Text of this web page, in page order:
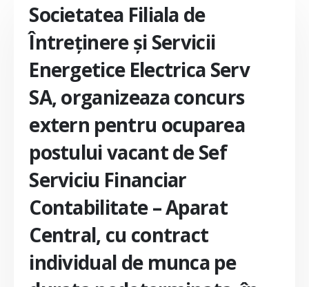
Societatea Filiala de
Întreţinere şi Servicii
Energetice Electrica Serv
SA, organizeaza concurs
extern pentru ocuparea
postului vacant de Sef
Serviciu Financiar
Contabilitate – Aparat
Central, cu contract
individual de munca pe